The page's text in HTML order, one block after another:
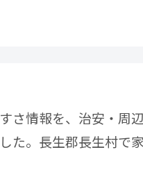
さ情報を、治安・周
た。長生郡長生村で